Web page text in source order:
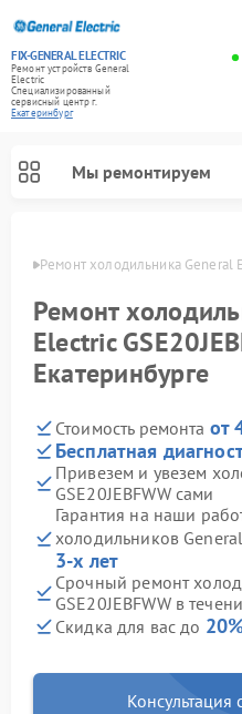
FIX-GENERAL ELECTRIC
Ремонт устройств General
Electric
Специализированный
cервисный центр г.
Екатеринбург
Мы ремонтируем
Ремонт холодильника General
Ремонт
Electric
Екатеринбурге
Стоимость ремонта от
Бесплатная
Привезем и увезем
GSE20JEBFWW сами
Гарантия на наши
холодильников
3-х лет
Срочный ремонт
GSE20JEBFWW в
Скидка для вас до
Консультация